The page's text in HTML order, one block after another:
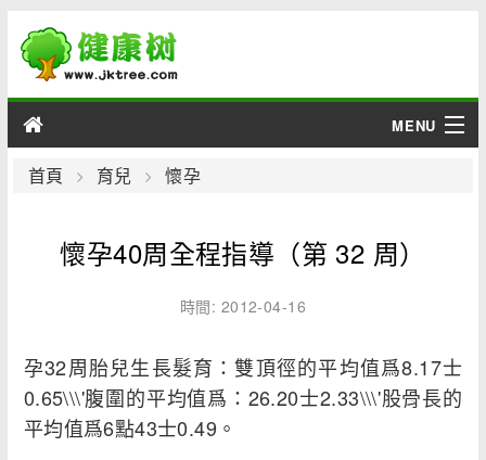
MENU
男性
綜合
疾病
首頁 育兒 懷孕
懷孕40周全程指導（第 32 周）
時間: 2012-04-16
孕32周胎兒生長髮育：雙頂徑的平均值爲8.17士
0.65\\\'腹圍的平均值爲：26.20士2.33\\\'股骨長的
平均值爲6點43士0.49。